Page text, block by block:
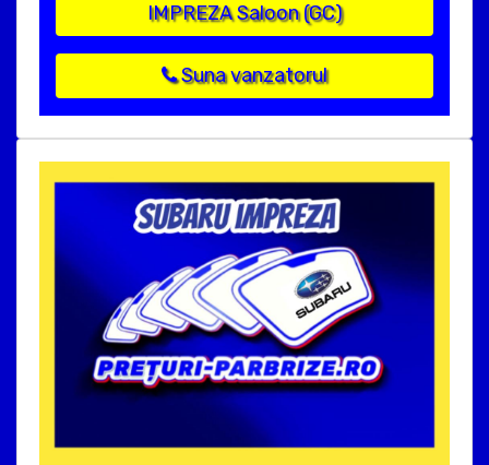
IMPREZA Saloon (GC)
Suna vanzatorul